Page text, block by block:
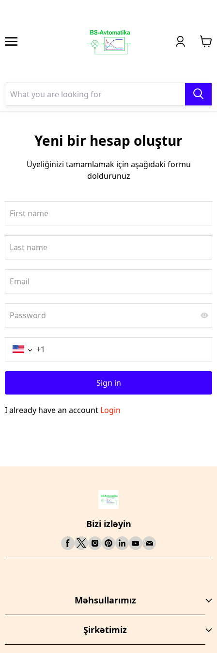
Yeni bir hesap oluştur
Üyeliğinizi tamamlamak için aşağıdaki formu
doldurunuz
First name
Last name
Email
Password
Sign in
I already have an account Login
Bizi izləyin
Məhsullarımız
Şirkətimiz